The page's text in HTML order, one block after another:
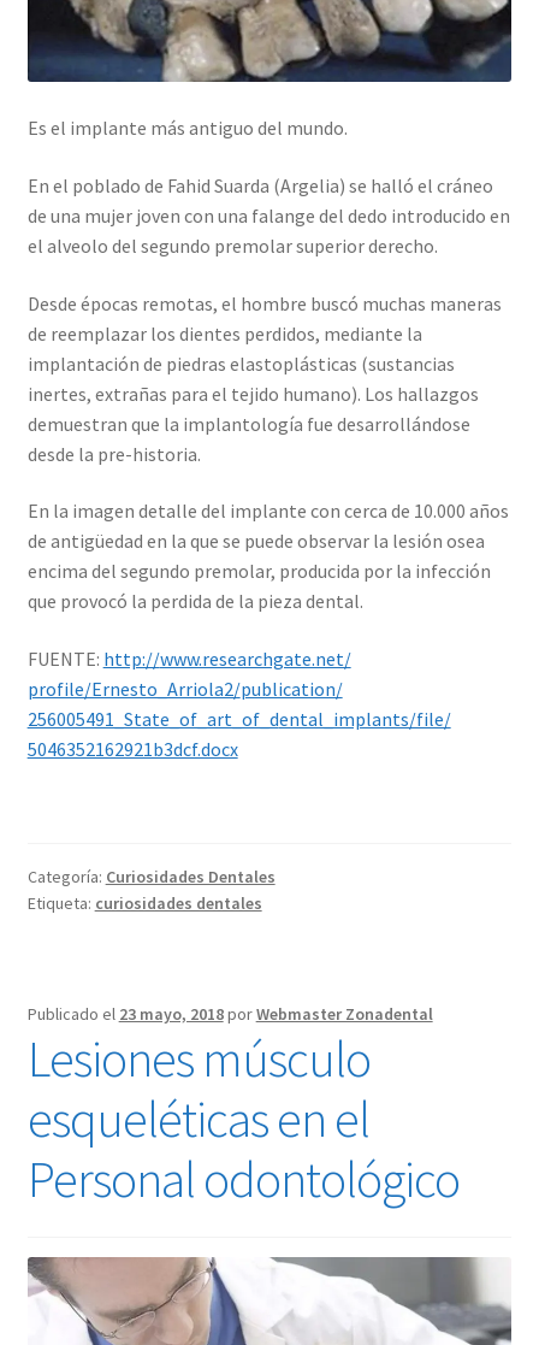
Es el implante más antiguo del mundo.
En el poblado de Fahid Suarda (Argelia) se halló el cráneo
de una mujer joven con una falange del dedo introducido en
el alveolo del segundo premolar superior derecho.
Desde épocas remotas, el hombre buscó muchas maneras
de reemplazar los dientes perdidos, mediante la
implantación de piedras elastoplásticas (sustancias
inertes, extrañas para el tejido humano). Los hallazgos
demuestran que la implantología fue desarrollándose
desde la pre-historia.
En la imagen detalle del implante con cerca de 10.000 años
de antigüedad en la que se puede observar la lesión osea
encima del segundo premolar, producida por la infección
que provocó la perdida de la pieza dental.
FUENTE: http://www.researchgate.net/
profile/Ernesto_Arriola2/publication/
256005491_State_of_art_of_dental_implants/file/
5046352162921b3dcf.docx
Categoría: Curiosidades Dentales
Etiqueta: curiosidades dentales
Publicado el 23 mayo, 2018porWebmaster Zonadental
Lesiones músculo
esqueléticas en el
Personal odontológico